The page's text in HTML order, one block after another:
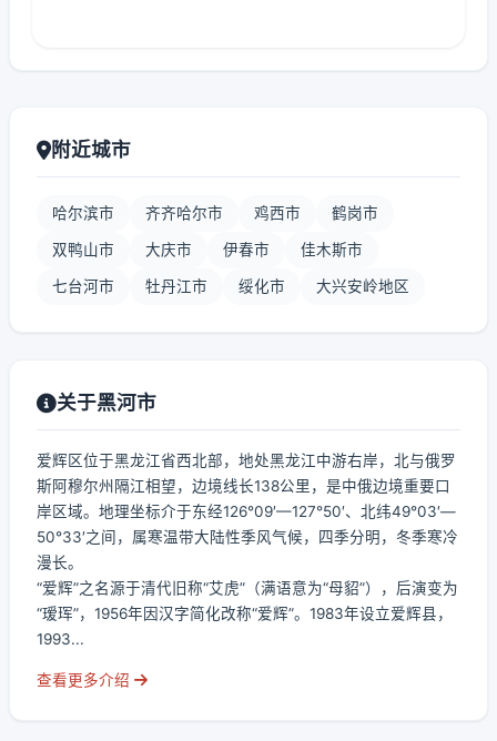
附近城市
哈尔滨市 齐齐哈尔市 鸡西市 鹤岗市
双鸭山市 大庆市 伊春市 佳木斯市
七台河市 牡丹江市 绥化市 大兴安岭地区
关于黑河市
爱辉区位于黑龙江省西北部，地处黑龙江中游右岸，北与俄罗
斯阿穆尔州隔江相望，边境线长138公里，是中俄边境重要口
岸区域。地理坐标介于东经126°09′—127°50′、北纬49°03′—
50°33′之间，属寒温带大陆性季风气候，四季分明，冬季寒冷
漫长。
“爱辉”之名源于清代旧称“艾虎”（满语意为“母貂”），后演变为
“瑷珲”，1956年因汉字简化改称“爱辉”。1983年设立爱辉县，
1993...
查看更多介绍